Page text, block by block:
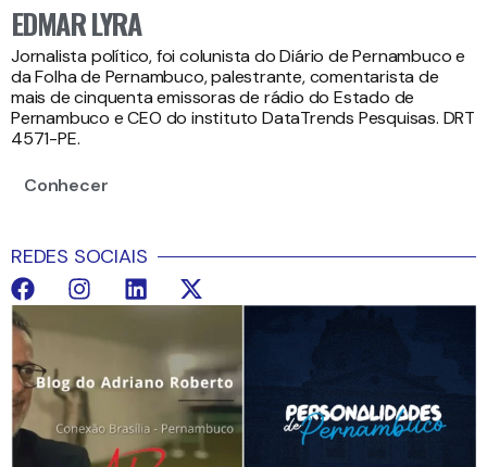
EDMAR LYRA
Jornalista político, foi colunista do Diário de Pernambuco e
da Folha de Pernambuco, palestrante, comentarista de
mais de cinquenta emissoras de rádio do Estado de
Pernambuco e CEO do instituto DataTrends Pesquisas. DRT
4571-PE.
Conhecer
REDES SOCIAIS